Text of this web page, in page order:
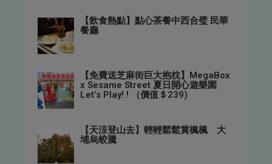
【飲食熱點】點心茶餐中西合璧 民華
餐廳
【免費送芝麻街巨大抱枕】MegaBox
x Sesame Street 夏日開心遊樂園
Let’s Play! ! （價值＄239)
【天涼登山去】輕輕鬆鬆賞楓楓 大
埔烏蛟騰